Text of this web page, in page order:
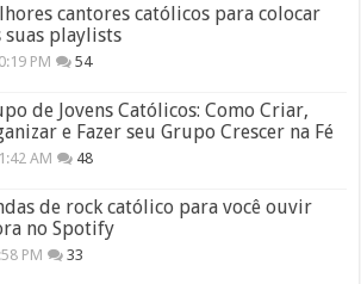
cantores católicos para colocar
suas playlists
PM 54
de Jovens Católicos: Como Criar,
e Fazer seu Grupo Crescer na Fé
AM 48
de rock católico para você ouvir
no Spotify
PM 33